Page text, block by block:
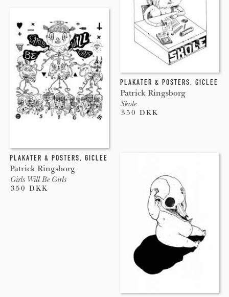
PLAKATER & POSTERS, GICLEE
Patrick Ringsborg
Skole
350 DKK
PLAKATER & POSTERS, GICLEE
Patrick Ringsborg
Girls Will Be Girls
350 DKK